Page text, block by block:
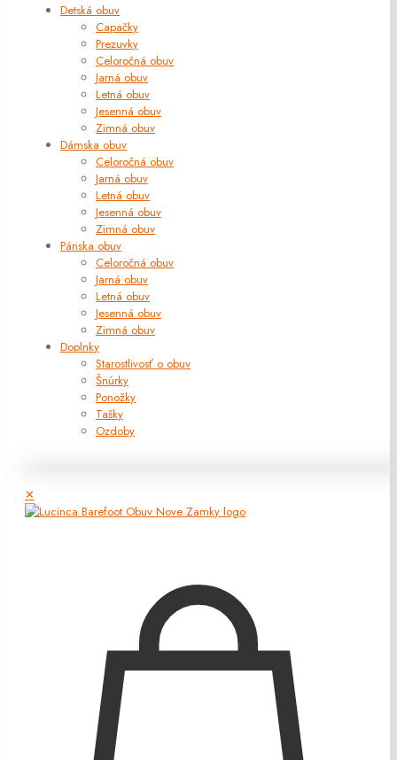
Detská obuv
Capačky
Prezuvky
Celoročná obuv
Jarná obuv
Letná obuv
Jesenná obuv
Zimná obuv
Dámska obuv
Celoročná obuv
Jarná obuv
Letná obuv
Jesenná obuv
Zimná obuv
Pánska obuv
Celoročná obuv
Jarná obuv
Letná obuv
Jesenná obuv
Zimná obuv
Doplnky
Starostlivosť o obuv
Šnúrky
Ponožky
Tašky
Ozdoby
✕